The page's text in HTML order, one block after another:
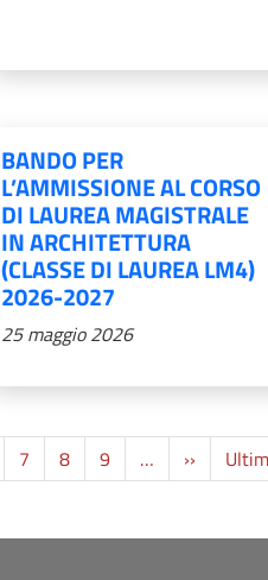
BANDO PER
L’AMMISSIONE AL CORSO
DI LAUREA MAGISTRALE
IN ARCHITETTURA
(CLASSE DI LAUREA LM4)
2026-2027
25 maggio 2026
7 8 9 … ››Pagina